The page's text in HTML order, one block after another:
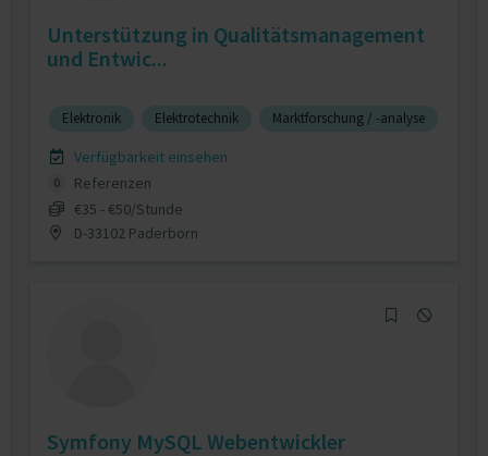
Unterstützung in Qualitätsmanagement
und Entwic...
Elektronik Elektrotechnik Marktforschung / -analyse
Verfügbarkeit einsehen
0
Referenzen
€35 - €50/Stunde
D-33102 Paderborn
Symfony MySQL Webentwickler